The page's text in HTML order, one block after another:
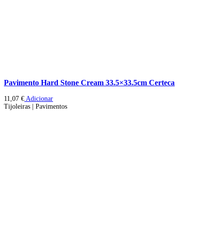
Pavimento Hard Stone Cream 33.5×33.5cm Certeca
11,07 € Adicionar
Tijoleiras | Pavimentos